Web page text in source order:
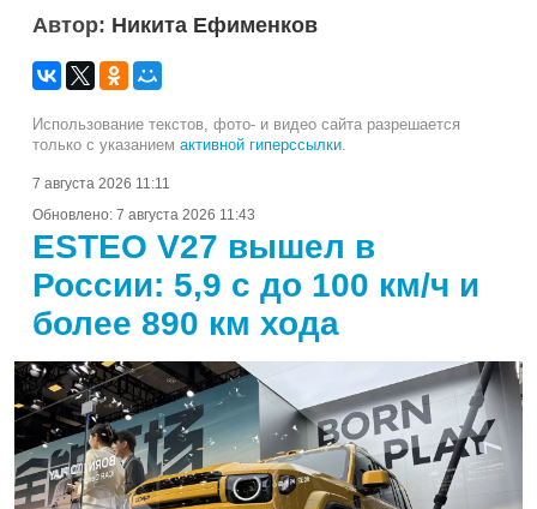
Автор: Никита Ефименков
Использование текстов, фото- и видео сайта разрешается
только с указанием активной гиперссылки.
7 августа 2026 11:11
Обновлено: 7 августа 2026 11:43
ESTEO V27 вышел в
России: 5,9 с до 100 км/ч и
более 890 км хода